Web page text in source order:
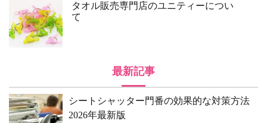
タオル販売専門店のユニティーについ
て
最新記事
シートシャッター門番の効果的な対策方法
2026年最新版